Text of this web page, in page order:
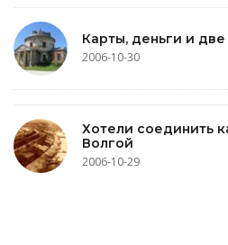
Карты, деньги и
2006-10-30
Хотели соединить
Волгой
2006-10-29